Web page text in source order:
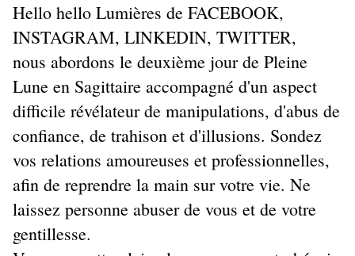
Hello hello Lumières de FACEBOOK,
INSTAGRAM, LINKEDIN, TWITTER,
nous abordons le deuxième jour de Pleine
Lune en Sagittaire accompagné d'un aspect
difficile révélateur de manipulations, d'abus de
confiance, de trahison et d'illusions. Sondez
vos relations amoureuses et professionnelles,
afin de reprendre la main sur votre vie. Ne
laissez personne abuser de vous et de votre
gentillesse.